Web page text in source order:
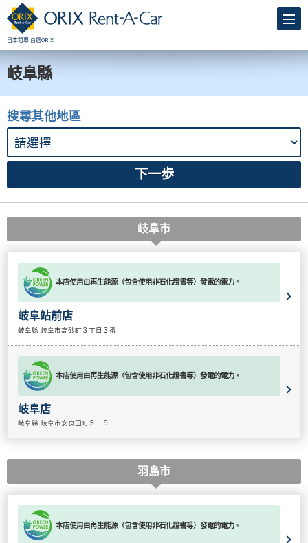
日本租車 首選ORIX
岐阜縣
搜尋其他地區
岐阜市
本店使用由再生能源（包含使用非石化證書等）發電的電力。
岐阜站前店
岐阜縣 岐阜市高砂町３丁目３番
本店使用由再生能源（包含使用非石化證書等）發電的電力。
岐阜店
岐阜縣 岐阜市安良田町５－９
羽島市
本店使用由再生能源（包含使用非石化證書等）發電的電力。